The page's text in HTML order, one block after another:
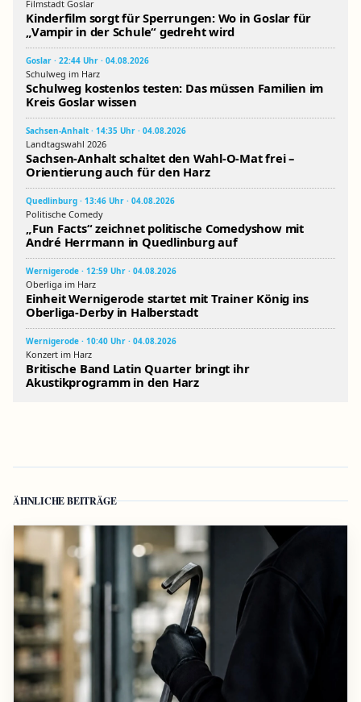
Filmstadt Goslar
Kinderfilm sorgt für Sperrungen: Wo in Goslar für
„Vampir in der Schule“ gedreht wird
Goslar · 22:44 Uhr · 04.08.2026
Schulweg im Harz
Schulweg kostenlos testen: Das müssen Familien im
Kreis Goslar wissen
Sachsen-Anhalt · 14:35 Uhr · 04.08.2026
Landtagswahl 2026
Sachsen-Anhalt schaltet den Wahl-O-Mat frei –
Orientierung auch für den Harz
Quedlinburg · 13:46 Uhr · 04.08.2026
Politische Comedy
„Fun Facts“ zeichnet politische Comedyshow mit
André Herrmann in Quedlinburg auf
Wernigerode · 12:59 Uhr · 04.08.2026
Oberliga im Harz
Einheit Wernigerode startet mit Trainer König ins
Oberliga-Derby in Halberstadt
Wernigerode · 10:40 Uhr · 04.08.2026
Konzert im Harz
Britische Band Latin Quarter bringt ihr
Akustikprogramm in den Harz
ÄHNLICHE BEITRÄGE